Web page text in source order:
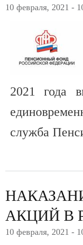
10 февраля, 2021 -
2021 года
служба
АКЦИЙ В
10 февраля, 2021 -